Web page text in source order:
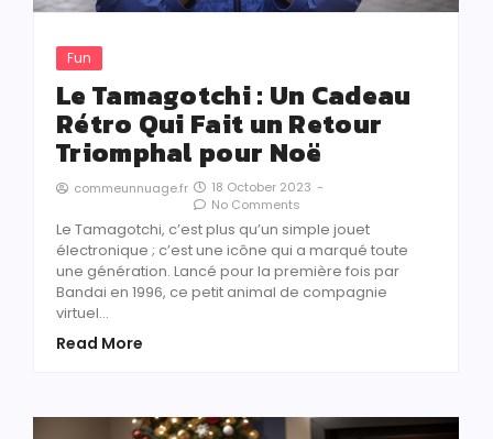
Fun
Le Tamagotchi : Un Cadeau
Rétro Qui Fait un Retour
Triomphal pour Noë
commeunnuage.fr 18 October 2023 -
No Comments
Le Tamagotchi, c’est plus qu’un simple jouet
électronique ; c’est une icône qui a marqué toute
une génération. Lancé pour la première fois par
Bandai en 1996, ce petit animal de compagnie
virtuel…
Read More